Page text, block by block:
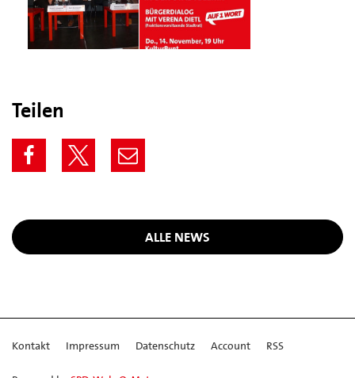
Teilen
ALLE NEWS
Kontakt Impressum Datenschutz Account RSS